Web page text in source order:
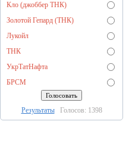
Кло (джоббер ТНК)
Золотой Гепард (ТНК)
Лукойл
ТНК
УкрТатНафта
БРСМ
РезультатыГолосов: 1398